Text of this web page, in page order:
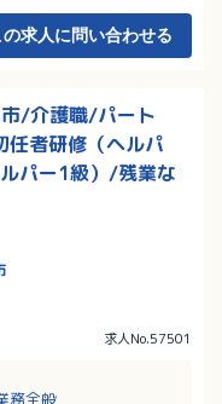
の求人に問い合わせる
市/介護職/パート
者研修（ヘルパ
パー1級）/残業な
求人No.57501
務全般